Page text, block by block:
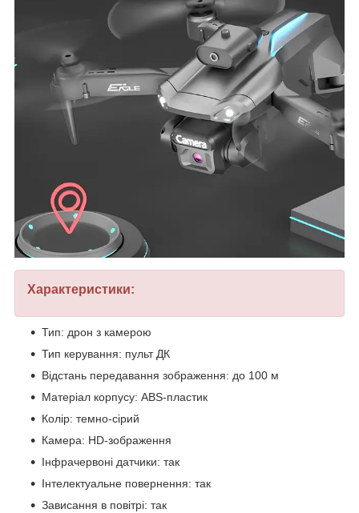
Характеристики:
Тип: дрон з камерою
Тип керування: пульт ДК
Відстань передавання зображення: до 100 м
Матеріал корпусу: ABS-пластик
Колір: темно-сірий
Камера: HD-зображення
Інфрачервоні датчики: так
Інтелектуальне повернення: так
Зависання в повітрі: так